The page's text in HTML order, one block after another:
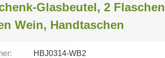
Glasbeutel, 2 Flaschen
Wein, Handtaschen
HBJ0314-WB2